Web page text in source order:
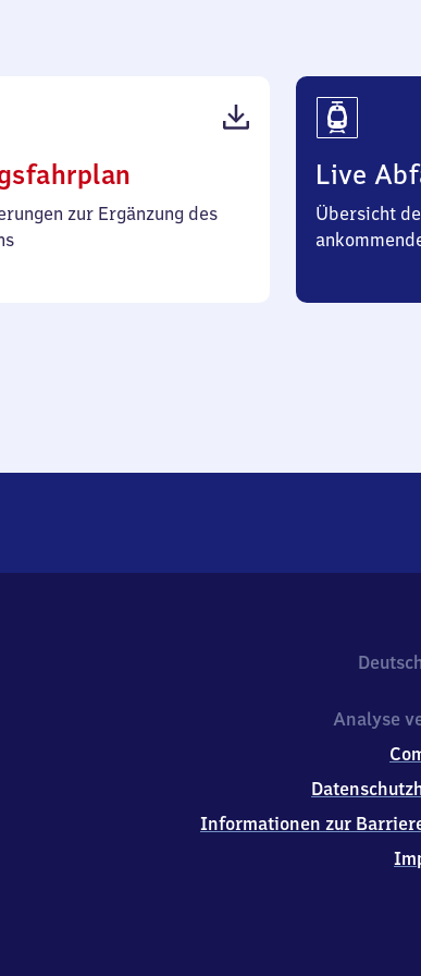
562
zur Ergänzung des
Live
Übersicht
Analyse
Informationen zur